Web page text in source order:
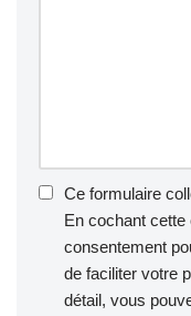
Ce formulaire
En cochant
consentement
de faciliter votre
détail, vous